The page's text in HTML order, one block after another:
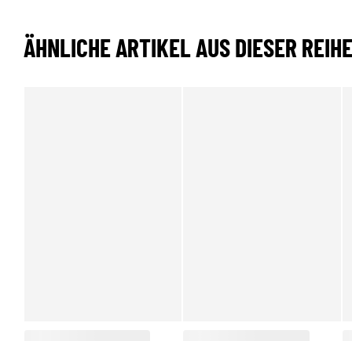
ÄHNLICHE ARTIKEL AUS DIESER REIHE